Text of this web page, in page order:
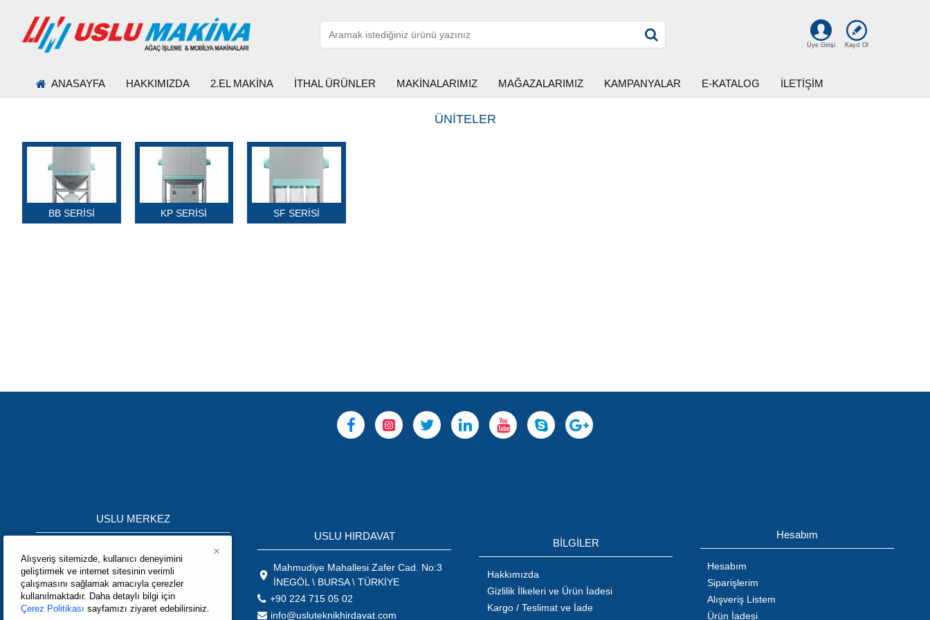
Üye Girişi Kayıt Ol
ANASAYFA HAKKIMIZDA 2.EL MAKİNA İTHAL ÜRÜNLER MAKİNALARIMIZ MAĞAZALARIMIZ KAMPANYALAR E-KATALOG İLETİŞİM
ÜNİTELER
BB SERİSİ KP SERİSİ SF SERİSİ
USLU MERKEZ
Bölümü 10.Mobilya Sokak No:3 İNEGÖL
\ BURSA / TÜRKİYE
+90 224 715 05 02
info@uslumak.com
USLU HIRDAVAT
Mahmudiye Mahallesi Zafer Cad. No:3
İNEGÖL \ BURSA \ TÜRKİYE
+90 224 715 05 02
info@usluteknikhirdavat.com
BİLGİLER
Hakkımızda
Gizlilik İlkeleri ve Ürün İadesi
Kargo / Teslimat ve İade
Hesabım
Hesabım
Siparişlerim
Alışveriş Listem
Ürün İadesi
Alışveriş sitemizde, kullanıcı deneyimini
geliştirmek ve internet sitesinin verimli
çalışmasını sağlamak amacıyla çerezler
kullanılmaktadır. Daha detaylı bilgi için
Çerez Politikası sayfamızı ziyaret edebilirsiniz.
×